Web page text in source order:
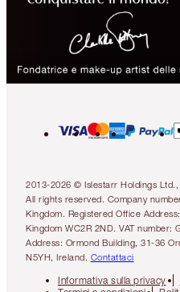
2013-2026 © Islestarr Holdings
All rights reserved. Company
Kingdom. Registered Office
Kingdom WC2R 2ND. VAT number:
Address: Ormond Building, 31-36
N5YH, Ireland. Contattaci
Informativa sulla privacy